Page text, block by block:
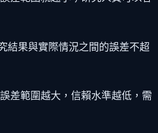
結果與實際情況之間的誤差不超
差範圍越大，信賴水準越低，需